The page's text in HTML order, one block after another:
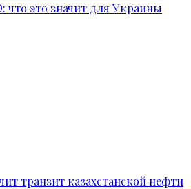
это значит для Украины
транзит казахстанской нефти